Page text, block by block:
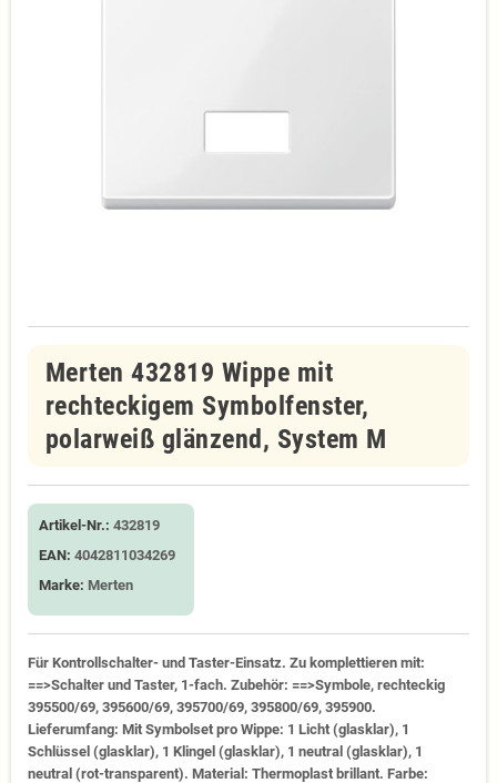
Merten 432819 Wippe mit
rechteckigem Symbolfenster,
polarweiß glänzend, System M
Artikel-Nr.: 432819
EAN: 4042811034269
Marke: Merten
Für Kontrollschalter- und Taster-Einsatz. Zu komplettieren mit:
==>Schalter und Taster, 1-fach. Zubehör: ==>Symbole, rechteckig
395500/69, 395600/69, 395700/69, 395800/69, 395900.
Lieferumfang: Mit Symbolset pro Wippe: 1 Licht (glasklar), 1
Schlüssel (glasklar), 1 Klingel (glasklar), 1 neutral (glasklar), 1
neutral (rot-transparent). Material: Thermoplast brillant. Farbe: